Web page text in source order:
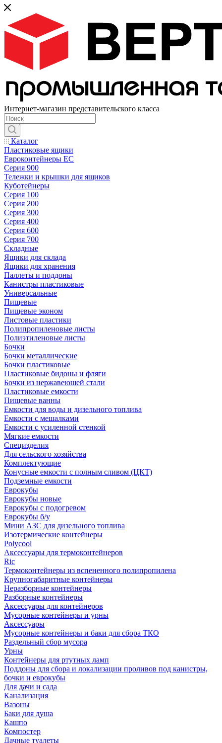
Интернет-магазин представительского класса
Каталог
Пластиковые ящики
Евроконтейнеры ЕС
Серия 900
Тележки и крышки для ящиков
Куботейнеры
Серия 100
Серия 200
Серия 300
Серия 400
Серия 600
Серия 700
Складные
Ящики для склада
Ящики для хранения
Паллеты и поддоны
Канистры пластиковые
Универсальные
Пищевые
Пищевые эконом
Листовые пластики
Полипропиленовые листы
Полиэтиленовые листы
Бочки
Бочки металлические
Бочки пластиковые
Пластиковые бидоны и фляги
Бочки из нержавеющей стали
Пластиковые емкости
Пищевые ванны
Емкости для воды и дизельного топлива
Емкости с мешалками
Емкости с усиленной стенкой
Мягкие емкости
Специзделия
Для сельского хозяйства
Комплектующие
Конусные емкости с полным сливом (ЦКТ)
Подземные емкости
Еврокубы
Еврокубы новые
Еврокубы с подогревом
Еврокубы б/у
Мини АЗС для дизельного топлива
Изотермические контейнеры
Polycool
Аксессуары для термоконтейнеров
Ric
Термоконтейнеры из вспененного полипропилена
Крупногабаритные контейнеры
Неразборные контейнеры
Разборные контейнеры
Аксессуары для контейнеров
Мусорные контейнеры и урны
Аксессуары
Мусорные контейнеры и баки для сбора ТКО
Раздельный сбор мусора
Урны
Контейнеры для ртутных ламп
Поддоны для сбора и локализации проливов под канистры,
бочки и еврокубы
Для дачи и сада
Канализация
Вазоны
Баки для душа
Кашпо
Компостер
Дачные туалеты